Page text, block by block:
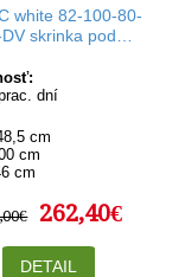
white 82-100-80-
skrinka pod
dní
cm
cm
cm
262,40€
DETAIL